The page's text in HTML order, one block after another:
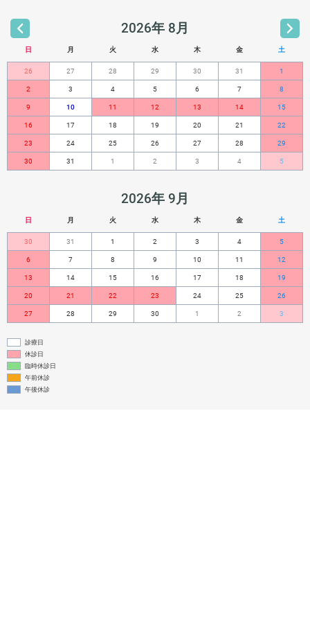
2026年 8月
日 月 火 水 木 金 土
26 27 28 29 30 31 1
2 3 4 5 6 7 8
9 10 11 12 13 14 15
16 17 18 19 20 21 22
23 24 25 26 27 28 29
30 31 1 2 3 4 5
2026年 9月
日 月 火 水 木 金 土
30 31 1 2 3 4 5
6 7 8 9 10 11 12
13 14 15 16 17 18 19
20 21 22 23 24 25 26
27 28 29 30 1 2 3
診療日
休診日
臨時休診日
午前休診
午後休診